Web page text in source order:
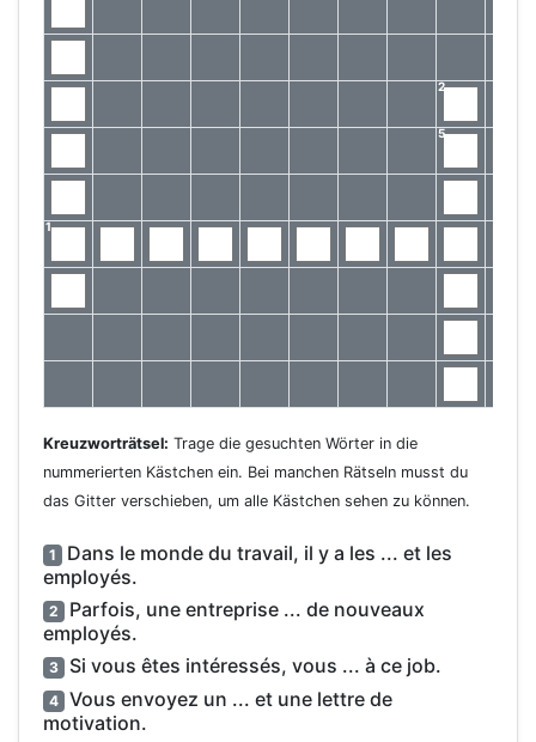
2
5
1
Kreuzworträtsel: Trage die gesuchten Wörter in die
nummerierten Kästchen ein. Bei manchen Rätseln musst du
das Gitter verschieben, um alle Kästchen sehen zu können.
1 Dans le monde du travail, il y a les ... et les
employés.
2 Parfois, une entreprise ... de nouveaux
employés.
3 Si vous êtes intéressés, vous ... à ce job.
4 Vous envoyez un ... et une lettre de
motivation.